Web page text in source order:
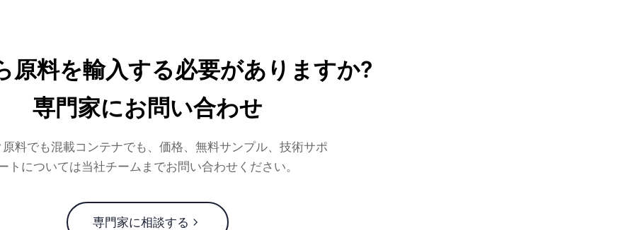
原料を輸入する必要がありますか?
専門家にお問い合わせ
料でも混載コンテナでも、価格、無料サンプル、技術サポ
トについては当社チームまでお問い合わせください。
専門家に相談する